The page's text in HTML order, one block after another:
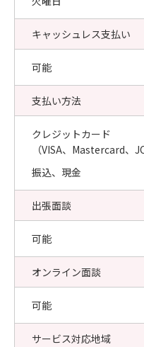
キャッシュレス支払い
可能
支払い方法
クレジットカード
（VISA、Mastercard、
振込、現金
出張面談
可能
オンライン面談
可能
サービス対応地域